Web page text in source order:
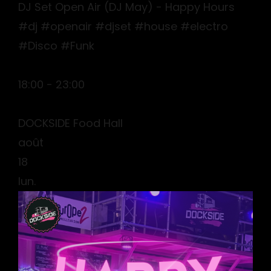
DJ Set Open Air (DJ May) - Happy Hours
#dj #openair #djset #house #electro
#Disco #Funk
18:00 - 23:00
DOCKSIDE Food Hall
août
18
lun.